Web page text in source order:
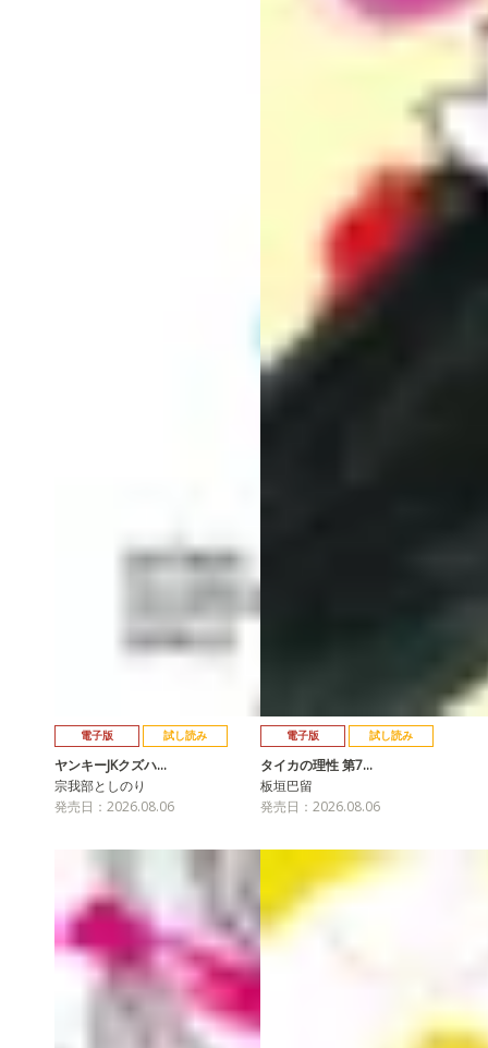
電子版 試し読み
ヤンキーJKクズハ…
宗我部としのり
発売日：2026.08.06
電子版 試し読み
タイカの理性 第7…
板垣巴留
発売日：2026.08.06